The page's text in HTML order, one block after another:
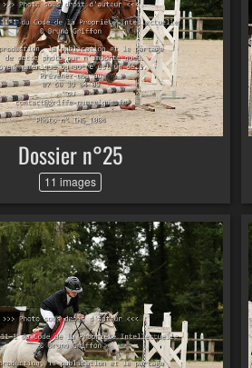
Dossier n°25
11 images